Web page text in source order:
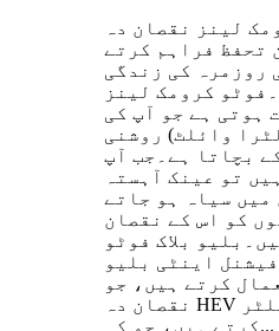
لینز نقصان دہ
تحفظ فراہم کرتے
روزمرہ کی زندگی
کرومک لینز
ہوتی ہے جو آپ کی
وائلٹ) روشنی
بچاتا ہے۔جب آپ
تو عینک آہستہ
میں سیاہ ہو جاتے
کو اس کے نقصان
بلاک فوٹو
اینٹی بلیو
کرتے ہیں، جو
نقصان دہ HEV لائٹ (بلیو لائٹ) کو فلٹر
کرتے ہیں، جو کہ...